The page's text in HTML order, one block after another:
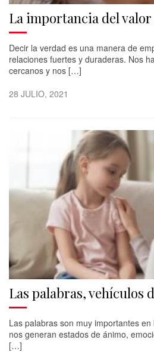
La importancia del valor
Decir la verdad es una manera de
relaciones fuertes y duraderas. Nos
cercanos y nos […]
28 JULIO, 2021
Las palabras, vehículos
Las palabras son muy importantes
nos generan estados de ánimo,
[…]